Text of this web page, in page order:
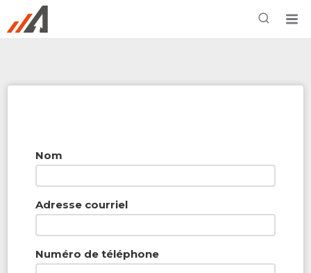
Rechercher à proximité - Entreprise / Rabais /
Services
Nom
Adresse courriel
Numéro de téléphone